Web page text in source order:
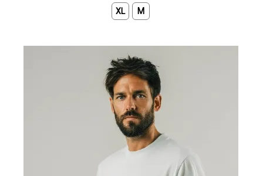
M
XL